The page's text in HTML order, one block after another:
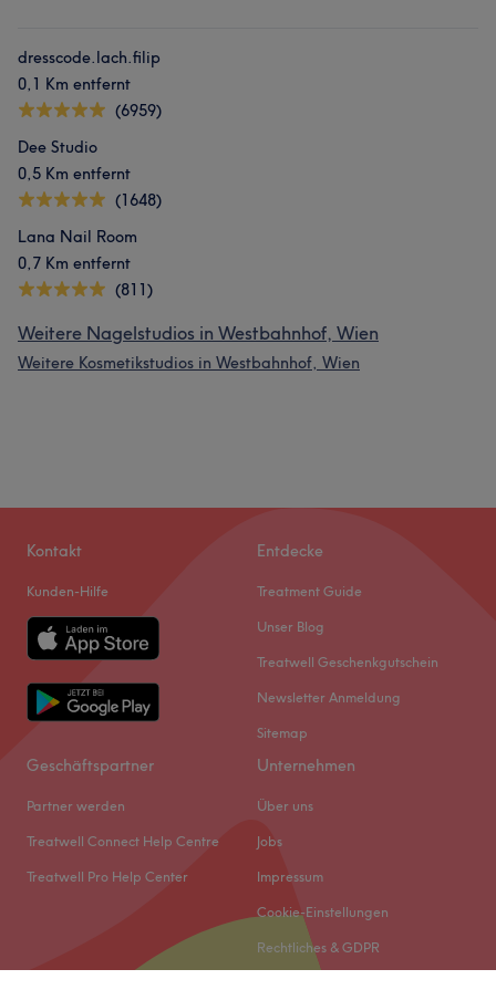
dresscode.lach.filip
0,1 Km entfernt
(6959)
Dee Studio
0,5 Km entfernt
(1648)
Lana Nail Room
0,7 Km entfernt
(811)
Weitere Nagelstudios in Westbahnhof, Wien
Weitere Kosmetikstudios in Westbahnhof, Wien
Kontakt
Kunden-Hilfe
Entdecke
Treatment Guide
Unser Blog
Treatwell Geschenkgutschein
Newsletter Anmeldung
Sitemap
Geschäftspartner
Partner werden
Treatwell Connect Help Centre
Treatwell Pro Help Center
Unternehmen
Über uns
Jobs
Impressum
Cookie-Einstellungen
Rechtliches & GDPR